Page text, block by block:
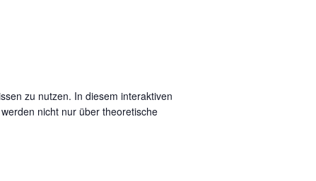
zu nutzen. In diesem interaktiven
nicht nur über theoretische